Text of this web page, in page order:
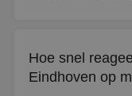
met een offerte.
Hoe snel
Eindhoven op